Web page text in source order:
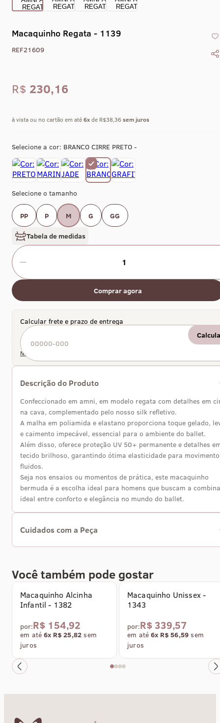
Macaquinho Regata - 1139
REF21609
R$ 230,16
à vista ou no cartão em até6xde R$38,36sem juros
Selecione a cor: BRANCO CIRRE PRETO -
Selecione o tamanho
PP P M G GG
Tabela de medidas
1
Comprar agora
Calcular frete e prazo de entrega
Não sei meu CEP
Descrição do Produto
Confeccionado em amni, em modelo regata com detalhes em
na cava, complementado pelo nosso silk refletivo.
A malha em poliamida e elastano proporciona toque gelado,
e caimento impecável, essencial para o ambiente do ballet.
Além disso, oferece proteção UV 50+ permanente e detalhes
tecido brilhoso, garantindo ótima elasticidade para
fluidos.
Seja nos ensaios ou momentos de prática, este macaquinho
bermuda é a escolha ideal para homens que buscam a
ideal entre conforto e elegância no mundo do ballet.
Cuidados com a Peça
cloro. Não deixe a peça de molho e enxágue bem após a
Evite torcer, guardar a peça úmida ou submetê-la a atrito
excessivo, ajudando a manter a aparência e a integridade do
tecido. Após a lavagem, realize a secagem na horizontal e à
sombra.
Você também pode gostar
Macaquinho Alcinha
Infantil - 1382
por:R$ 154,92
em até6x R$ 25,82 sem
juros
Macaquinho Unissex -
1343
por:R$ 339,57
em até6x R$ 56,59 sem
juros